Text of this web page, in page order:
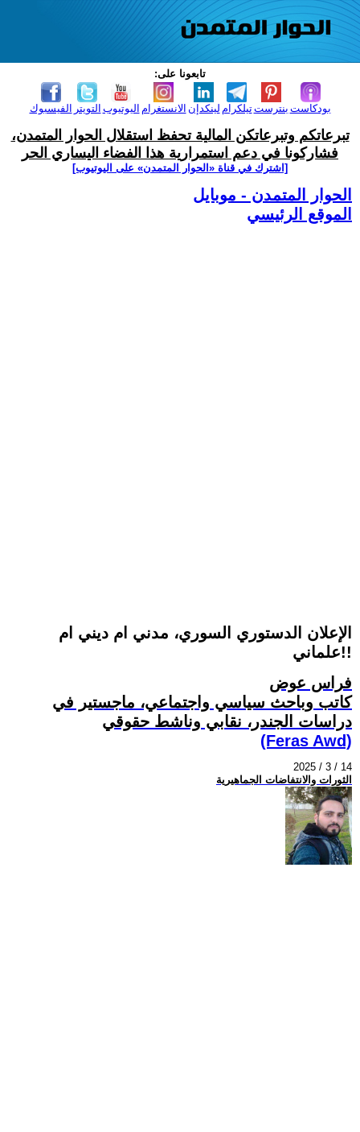
تابعونا على:
الفيسبوك التويتر اليوتيوب الانستغرام لينكدإن تيلكرامبنترست بودكاست
تبرعاتكم وتبرعاتكن المالية تحفظ استقلال الحوار المتمدن،
فشاركونا في دعم استمرارية هذا الفضاء اليساري الحر
[اشترك في قناة ‫«الحوار المتمدن» على اليوتيوب]
الحوار المتمدن - موبايل
الموقع الرئيسي
الإعلان الدستوري السوري، مدني ام ديني ام
علماني!!
فراس عوض
كاتب وباحث سياسي واجتماعي، ماجستير في
دراسات الجندر، نقابي وناشط حقوقي
(Feras Awd)
2025 / 3 / 14
الثورات والانتفاضات الجماهيرية